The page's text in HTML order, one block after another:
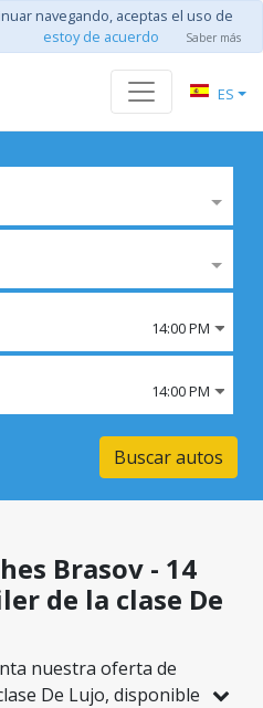
navegando, aceptas el uso de
estoy de acuerdo Saber más
ES
14:00 PM
14:00 PM
Buscar autos
Brasov - 14
de la clase De
nuestra oferta de
De Lujo, disponible